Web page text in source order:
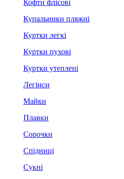
Кофти флісові
Купальники пляжні
Куртки легкі
Куртки пухові
Куртки утеплені
Легінси
Майки
Плавки
Сорочки
Спідниці
Сукні